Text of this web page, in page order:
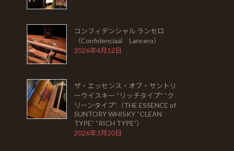
コンフィデンシャル ランセロ
（Confidenciaal Lancero）
2026年4月12日
ザ・エッセンス・オブ・サントリ
ーウイスキー “リッチタイプ” “ク
リーンタイプ”（THE ESSENCE of
SUNTORY WHISKY “CLEAN
TYPE” “RICH TYPE”）
2026年3月20日